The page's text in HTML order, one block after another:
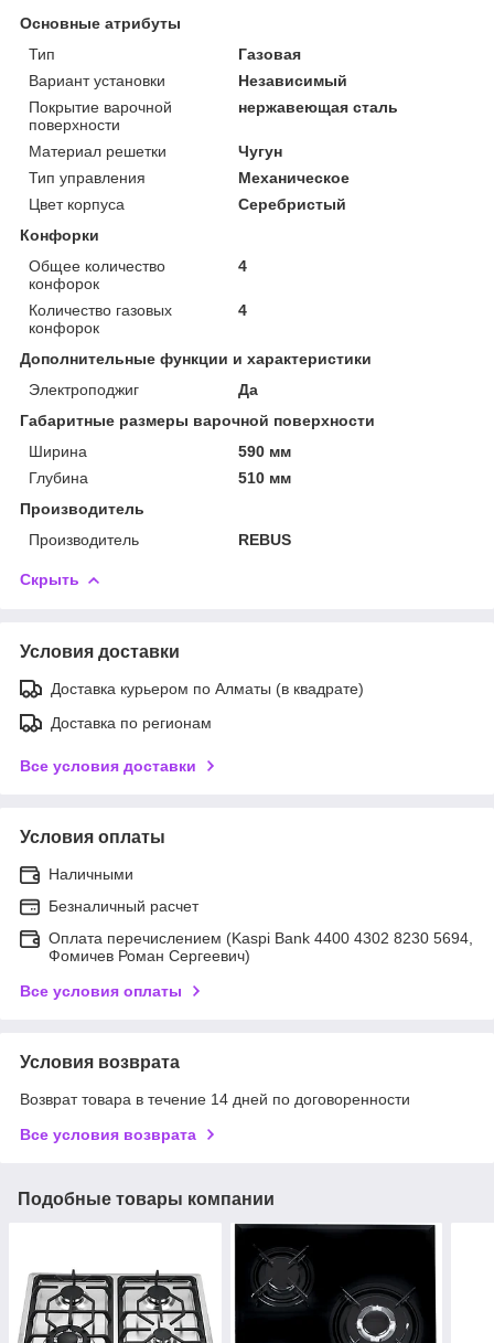
Основные атрибуты
Тип
Газовая
Вариант установки
Независимый
Покрытие варочной
поверхности
нержавеющая сталь
Материал решетки
Чугун
Тип управления
Механическое
Цвет корпуса
Серебристый
Конфорки
Общее количество
конфорок
4
Количество газовых
конфорок
4
Дополнительные функции и характеристики
Электроподжиг
Да
Габаритные размеры варочной поверхности
Ширина
590 мм
Глубина
510 мм
Производитель
Производитель
REBUS
Скрыть
Условия доставки
Доставка курьером по Алматы (в квадрате)
Доставка по регионам
Все условия доставки
Условия оплаты
Наличными
Безналичный расчет
Оплата перечислением (Kaspi Bank 4400 4302 8230 5694,
Фомичев Роман Сергеевич)
Все условия оплаты
Условия возврата
Возврат товара в течение 14 дней по договоренности
Все условия возврата
Подобные товары компании